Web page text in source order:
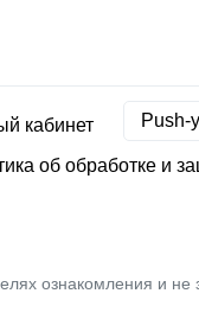
кабинет Push-
об обработке и
ознакомления и